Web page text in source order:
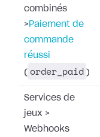
combinés
> Paiement de
commande
réussi
( order_paid )
Services de
jeux >
Webhooks